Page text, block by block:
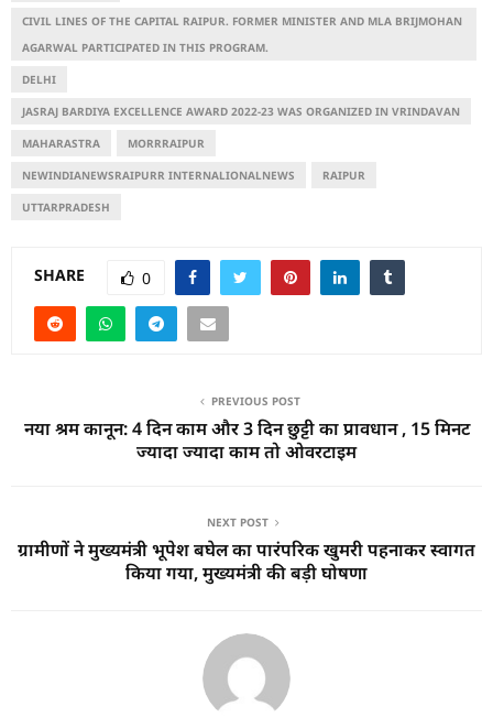
CIVIL LINES OF THE CAPITAL RAIPUR. FORMER MINISTER AND MLA BRIJMOHAN
AGARWAL PARTICIPATED IN THIS PROGRAM.
DELHI
JASRAJ BARDIYA EXCELLENCE AWARD 2022-23 WAS ORGANIZED IN VRINDAVAN
MAHARASTRA MORRRAIPUR
NEWINDIANEWSRAIPURR INTERNALIONALNEWS RAIPUR
UTTARPRADESH
SHARE 0
PREVIOUS POST
नया श्रम कानून: 4 दिन काम और 3 दिन छुट्टी का प्रावधान , 15 मिनट
ज्यादा ज्यादा काम तो ओवरटाइम
NEXT POST
ग्रामीणों ने मुख्यमंत्री भूपेश बघेल का पारंपरिक खुमरी पहनाकर स्वागत
किया गया, मुख्यमंत्री की बड़ी घोषणा